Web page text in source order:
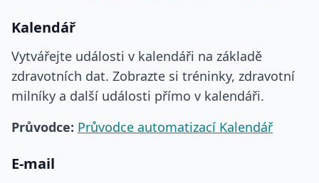
Kalendář
Vytvářejte události v kalendáři na základě
zdravotních dat. Zobrazte si tréninky, zdravotní
milníky a další události přímo v kalendáři.
Průvodce: Průvodce automatizací Kalendář
E-mail